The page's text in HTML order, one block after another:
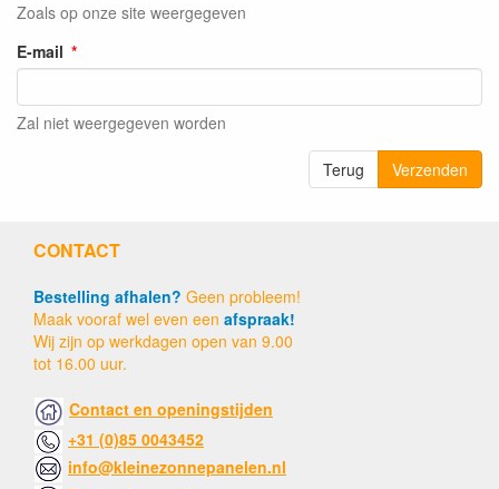
Zoals op onze site weergegeven
E-mail
Zal niet weergegeven worden
Terug Verzenden
CONTACT
Bestelling afhalen? Geen probleem!
Maak vooraf wel even een afspraak!
Wij zijn op werkdagen open van 9.00
tot 16.00 uur.
Contact en openingstijden
+31 (0)85 0043452
info@kleinezonnepanelen.nl